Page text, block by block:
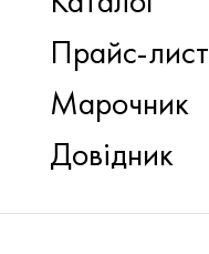
Прайс-лист
Марочник
Довідник